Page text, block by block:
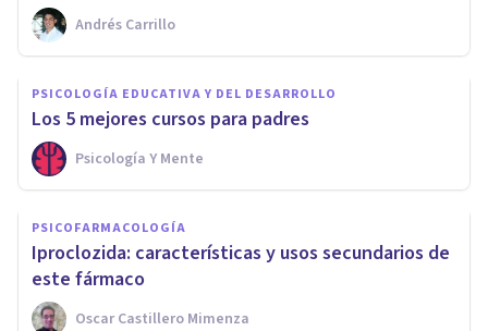
Andrés Carrillo
PSICOLOGÍA EDUCATIVA Y DEL DESARROLLO
Los 5 mejores cursos para padres
Psicología Y Mente
PSICOFARMACOLOGÍA
Iproclozida: características y usos secundarios de
este fármaco
Oscar Castillero Mimenza